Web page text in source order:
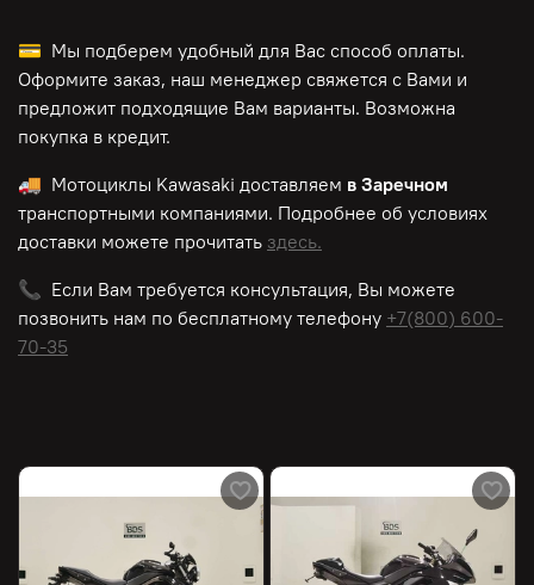
💳 Мы подберем удобный для Вас способ оплаты.
Оформите заказ, наш менеджер свяжется с Вами и
предложит подходящие Вам варианты. Возможна
покупка в кредит.
🚚 Мотоциклы Kawasaki доставляем в Заречном
транспортными компаниями. Подробнее об условиях
доставки можете прочитать здесь.
📞 Если Вам требуется консультация, Вы можете
позвонить нам по бесплатному телефону +7(800) 600-
70-35